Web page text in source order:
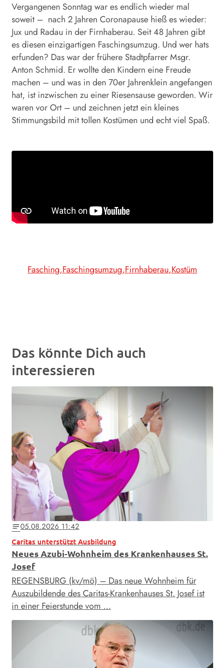
Vergangenen Sonntag war es endlich wieder mal
soweit – nach 2 Jahren Coronapause hieß es wieder:
Jux und Radau in der Firnhaberau. Seit 48 Jahren gibt
es diesen einzigartigen Faschingsumzug. Und wer hats
erfunden? Das war der frühere Stadtpfarrer Msgr.
Anton Schmid. Er wollte den Kindern eine Freude
machen – und was in den 70er Jahrenklein angefangen
hat, ist inzwischen zu einer Riesensause geworden. Wir
waren vor Ort – und zeichnen jetzt ein kleines
Stimmungsbild mit tollen Kostümen und echt viel Spaß.
Fasching Faschingsumzug Firnhaberau Kostüm
Das könnte Dich auch
interessieren
notes05.08.2026 11:42
Caritas unterstützt Ausbildung
Neues Azubi-Wohnheim des Krankenhauses St.
Josef
REGENSBURG (kv/mö) – Das neue Wohnheim für
Auszubildende des Caritas-Krankenhauses St. Josef ist
in einer Feierstunde vom …